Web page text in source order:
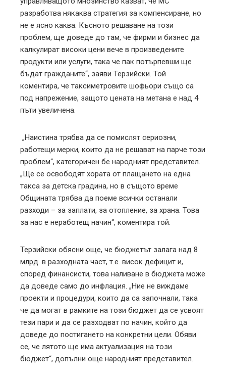
разработва някаква стратегия за компенсиране, но
не е ясно каква. Късното решаване на този
проблем, ще доведе до там, че фирми и бизнес да
калкулират високи цени вече в произведените
продукти или услуги, така че пак потърпевши ще
бъдат гражданите“, заяви Терзийски. Той
коментира, че таксиметровите шофьори също са
под напрежение, защото цената на метана е над 4
пъти увеличена.
„Наистина трябва да се помислят сериозни,
работещи мерки, които да не решават на парче този
проблем“, категоричен бе народният представител.
„Ще се освободят хората от плащането на една
такса за детска градина, но в същото време
Общината трябва да поеме всички останали
разходи – за заплати, за отопление, за храна. Това
за нас е неработещ начин“, коментира той.
Терзийски обясни още, че бюджетът залага над 8
млрд. в разходната част, т.е. висок дефицит и,
според финансисти, това наливане в бюджета може
да доведе само до инфлация. „Ние не виждаме
проекти и процедури, които да са започнали, така
че да могат в рамките на този бюджет да се усвоят
тези пари и да се разходват по начин, който да
доведе до постигането на конкретни цели. Обяви
се, че лятото ще има актуализация на този
бюджет“, допълни още народният представител.